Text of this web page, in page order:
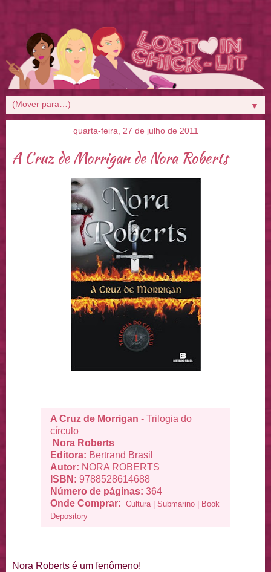
▼
quarta-feira, 27 de julho de 2011
A Cruz de Morrigan de Nora Roberts
A Cruz de Morrigan - Trilogia do
círculo
Nora Roberts
Editora: Bertrand Brasil
Autor: NORA ROBERTS
ISBN: 9788528614688
Número de páginas: 364
Onde Comprar:
Cultura |Submarino | Book
Depository
Nora Roberts é um fenômeno!